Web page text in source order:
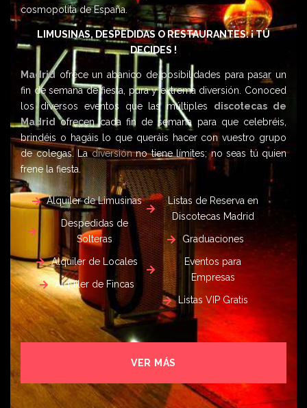
cosmopolita de España.
LIMUSINAS, DESPEDIDAS O RESTAURANTES: ¡ TÚ
DECIDES !
Madrid ofrece un abanico de posibilidades para pasar un
fin de semana de fiesta, pura y extrema diversión. Conoced
los diversos eventos que las múltiples discotecas de
Madrid ofrecen cada fin de semana para que celebréis,
brindéis o hagáis lo que queráis hacer con vuestro grupo
de colegas. Ladiversiónno tiene límites; no seas tú quien
frene la fiesta.
Alquiler de Limusinas
Despedidas de
Solteras
Alquiler de Locales
Alquiler de Fincas
Listas de Reserva en
Discotecas Madrid
Graduaciones
Eventos para
Empresas
Listas VIP Gratis
VER MÁS